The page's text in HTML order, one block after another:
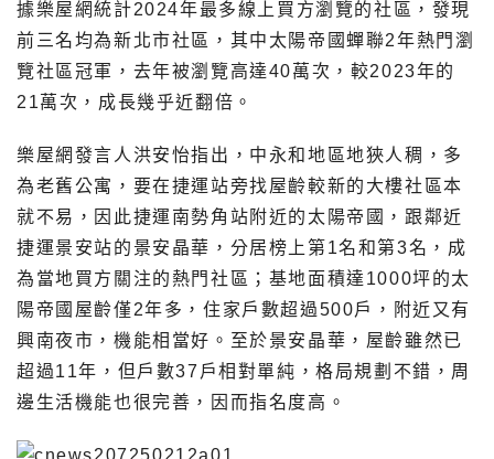
據樂屋網統計2024年最多線上買方瀏覽的社區，發現
前三名均為新北市社區，其中太陽帝國蟬聯2年熱門瀏
覽社區冠軍，去年被瀏覽高達40萬次，較2023年的
21萬次，成長幾乎近翻倍。
樂屋網發言人洪安怡指出，中永和地區地狹人稠，多
為老舊公寓，要在捷運站旁找屋齡較新的大樓社區本
就不易，因此捷運南勢角站附近的太陽帝國，跟鄰近
捷運景安站的景安晶華，分居榜上第1名和第3名，成
為當地買方關注的熱門社區；基地面積達1000坪的太
陽帝國屋齡僅2年多，住家戶數超過500戶，附近又有
興南夜市，機能相當好。至於景安晶華，屋齡雖然已
超過11年，但戶數37戶相對單純，格局規劃不錯，周
邊生活機能也很完善，因而指名度高。